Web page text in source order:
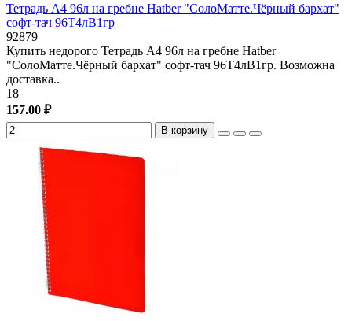
Тетрадь А4 96л на гребне Hatber "СолоМатте.Чёрный бархат"
софт-тач 96Т4лВ1гр
92879
Купить недорого Тетрадь А4 96л на гребне Hatber
"СолоМатте.Чёрный бархат" софт-тач 96Т4лВ1гр. Возможна
доставка..
18
157.00 ₽
В корзину